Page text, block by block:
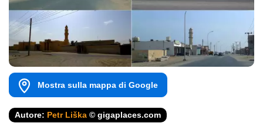
Mostra sulla mappa di Google
Autore: Petr Liška © gigaplaces.com